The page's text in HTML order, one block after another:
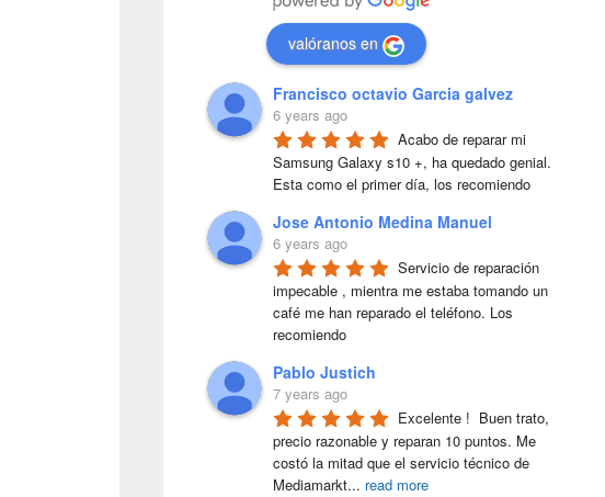
valóranos en
Francisco octavio Garcia galvez
6 years ago
Acabo de reparar mi
Samsung Galaxy s10 +, ha quedado genial.
Esta como el primer día, los recomiendo
Jose Antonio Medina Manuel
6 years ago
Servicio de reparación
impecable , mientra me estaba tomando un
café me han reparado el teléfono. Los
recomiendo
Pablo Justich
7 years ago
Excelente !  Buen trato,
precio razonable y reparan 10 puntos. Me
costó la mitad que el servicio técnico de
Mediamarkt... read more